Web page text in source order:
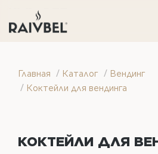
Главная / Каталог / Вендинг
/ Коктейли для вендинга
КОКТЕЙЛИ ДЛЯ